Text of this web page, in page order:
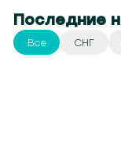
Последние
Все СНГ